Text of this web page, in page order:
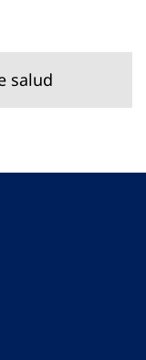
salud